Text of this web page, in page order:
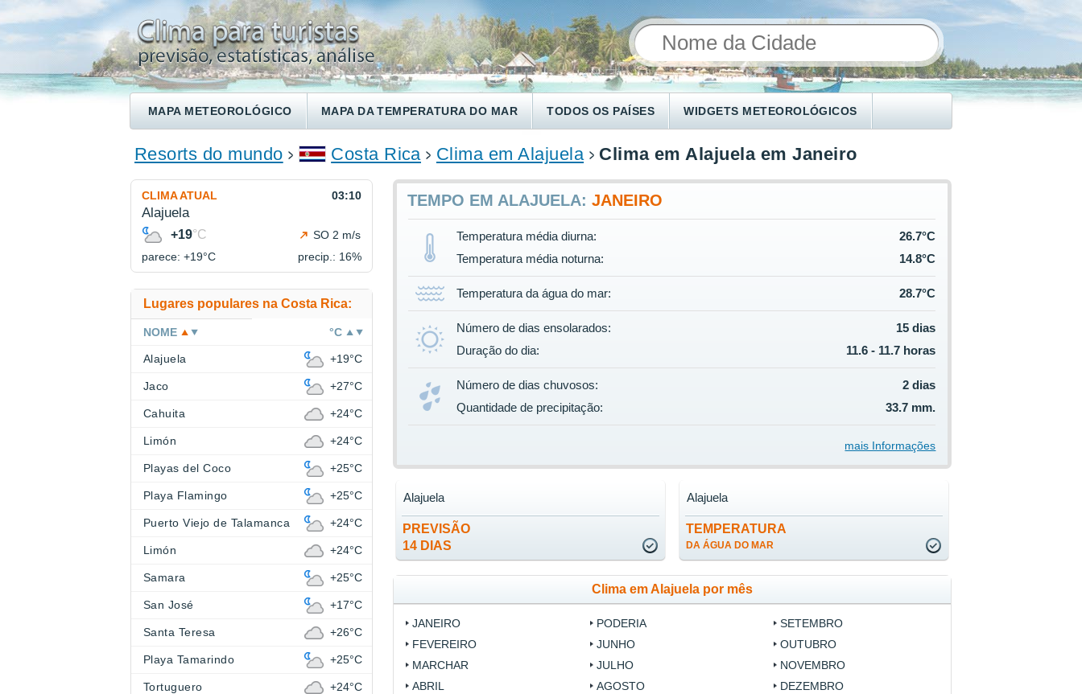
MAPA METEOROLÓGICO MAPA DA TEMPERATURA DO MAR TODOS OS PAÍSES WIDGETS METEOROLÓGICOS
ENCONTRE UM HOTEL
Resorts do mundo Costa Rica Clima em Alajuela Clima em Alajuela em Janeiro
TEMPO EM ALAJUELA:JANEIRO
Temperatura média diurna:
26.7°C
Temperatura média noturna:
14.8°C
Temperatura da água do mar: 28.7°C
Número de dias ensolarados:
15 dias
Duração do dia:
11.6 - 11.7 horas
Número de dias chuvosos:
2 dias
Quantidade de precipitação:
33.7 mm.
mais Informações
PREVISÃO
14 DIAS
Alajuela
TEMPERATURA
DA ÁGUA DO MAR
Alajuela
Clima em Alajuela por mês
JANEIRO
FEVEREIRO
MARCHAR
ABRIL
PODERIA
JUNHO
JULHO
AGOSTO
SETEMBRO
OUTUBRO
NOVEMBRO
DEZEMBRO
CLIMA ATUAL 03:10
Alajuela
+19°C
SO 2 m/s
parece: +19°C precip.: 16%
Lugares populares na Costa Rica:
NOME °C
Alajuela +19°C
Jaco +27°C
Cahuita +24°C
Limón +24°C
Playas del Coco +25°C
Playa Flamingo +25°C
Puerto Viejo de Talamanca +24°C
Limón +24°C
Samara +25°C
San José +17°C
Santa Teresa +26°C
Playa Tamarindo +25°C
Tortuguero +24°C